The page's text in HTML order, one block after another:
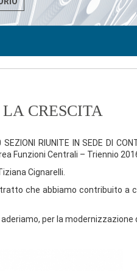
CRESCITA
RIUNITE IN SEDE DI
Funzioni Centrali – Triennio
Cignarelli.
che abbiamo contribuito a
per la modernizzazione